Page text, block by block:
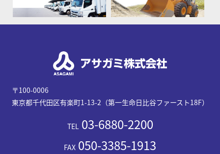
〒100-0006
東京都千代田区有楽町1-13-2（第一生命日比谷ファースト18F）
TEL 03-6880-2200
FAX 050-3385-1913